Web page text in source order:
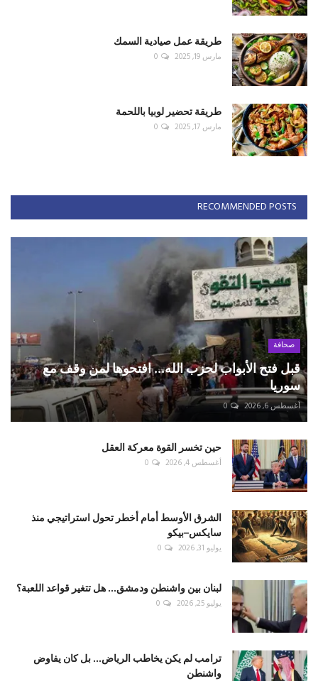
طريقة عمل صيادية السمك
مارس 19, 2025 0
طريقة تحضير لوبيا باللحمة
مارس 17, 2025 0
RECOMMENDED POSTS
صحافة
قبل فتح الأبواب لحزب الله... افتحوها لمن وقف مع
سوريا
أغسطس 6, 2026 0
حين تخسر القوة معركة العقل
أغسطس 4, 2026 0
الشرق الأوسط أمام أخطر تحول استراتيجي منذ
سايكس–بيكو
يوليو 31, 2026 0
لبنان بين واشنطن ودمشق... هل تتغير قواعد اللعبة؟
يوليو 25, 2026 0
ترامب لم يكن يخاطب الرياض... بل كان يفاوض
واشنطن